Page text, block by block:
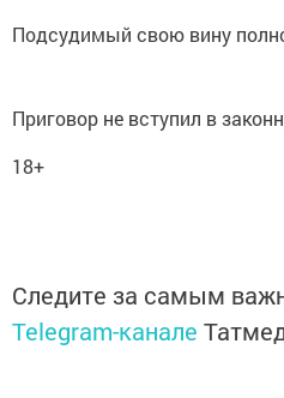
Подсудимый свою вину
Приговор не вступил в
18+
Следите за самым
Telegram-канале